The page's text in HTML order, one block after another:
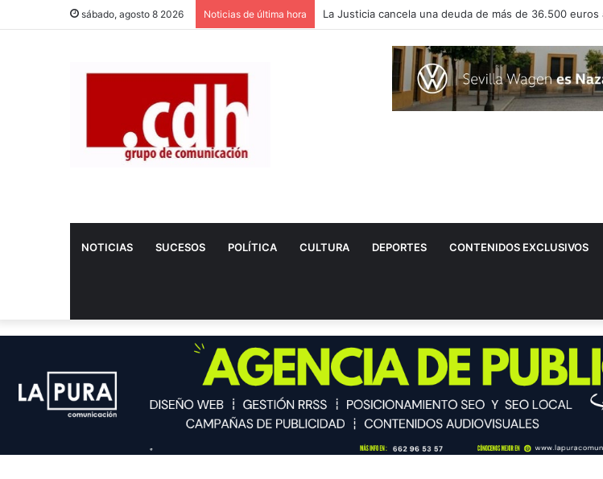
sábado, agosto 8 2026 Noticias de última hora
NOTICIAS SUCESOS POLÍTICA CULTURA DEPORTES CONTENIDOS EXCLUSIVOS